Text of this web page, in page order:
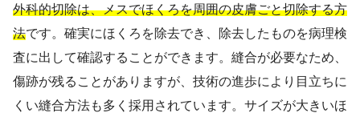
外科的切除は、メスでほくろを周囲の皮膚ごと切除する方
法です。確実にほくろを除去でき、除去したものを病理検
査に出して確認することができます。縫合が必要なため、
傷跡が残ることがありますが、技術の進歩により目立ちに
くい縫合方法も多く採用されています。サイズが大きいほ